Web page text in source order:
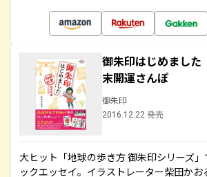
御朱印はじめまし
末開運さんぽ
御朱印
2016.12.22 発売
大ヒット「地球の歩き方 御朱印シリーズ
ックエッセイ。イラストレーター柴田かお